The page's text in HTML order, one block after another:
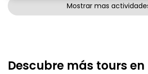
Mostrar mas
Descubre más tours en